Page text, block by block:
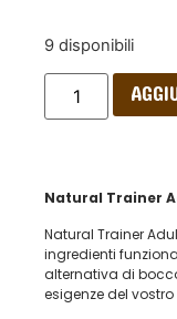
9 disponibili
Natural Trainer
Natural Trainer
ingredienti
alternativa di
esigenze del